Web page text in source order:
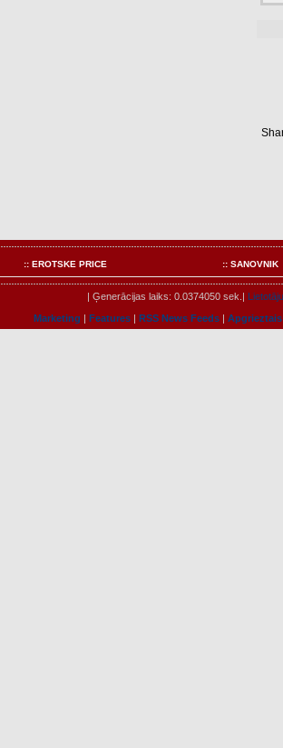
:: EROTSKE PRICE :: SANOVNIK
| Ģenerācijas laiks: 0.0374050 sek.|
Marketing | Features | RSS News Feeds | Apgrieztais